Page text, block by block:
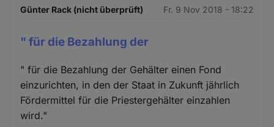
Günter Rack (nicht überprüft) Fr. 9 Nov 2018 - 18:22
" für die Bezahlung der
" für die Bezahlung der Gehälter einen Fond
einzurichten, in den der Staat in Zukunft jährlich
Fördermittel für die Priestergehälter einzahlen
wird."